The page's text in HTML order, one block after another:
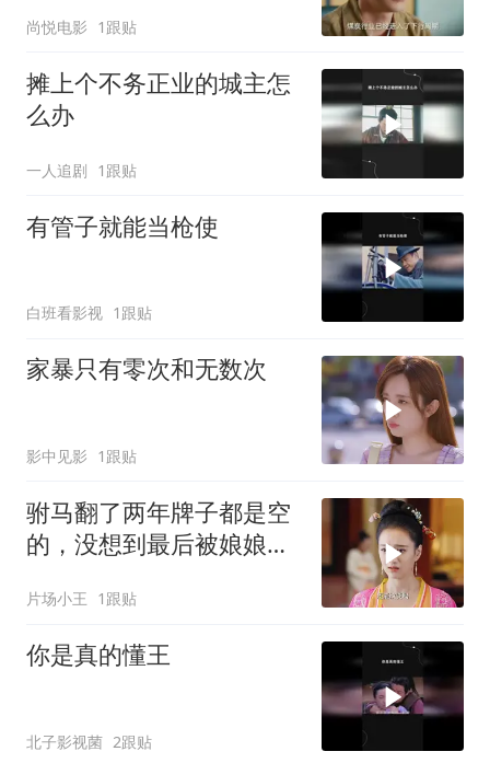
言
尚悦电影 1跟贴
摊上个不务正业的城主怎
么办
一人追剧 1跟贴
有管子就能当枪使
白班看影视 1跟贴
家暴只有零次和无数次
影中见影 1跟贴
驸马翻了两年牌子都是空
的，没想到最后被娘娘助
片场小王 1跟贴
你是真的懂王
北子影视菌 2跟贴